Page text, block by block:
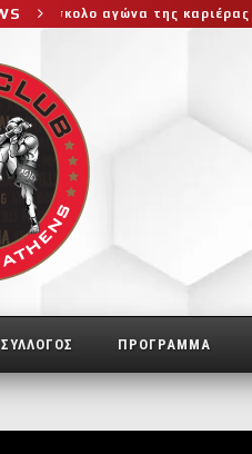
αγώνα της καριέρας της,
ΠΡΟΓΡΑΜΜΑ